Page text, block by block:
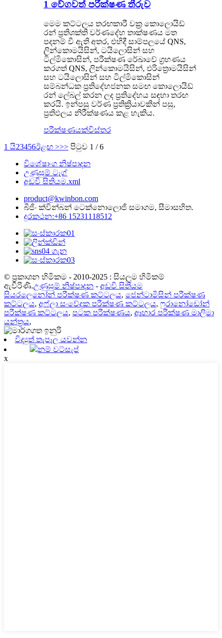
1 වේගවත් පරීක්ෂණ තීරුව
මෙම කට්ටලය තරඟකාරී වක්‍ර කොලොයිඩ්
රන් ප්‍රතිශක්ති වර්ණදේහ තාක්ෂණය මත
පදනම් වී ඇති අතර, එහිදී සාම්පලයේ QNS,
ලින්කොමයිසින්, ටයිලොසින් සහ
ටිල්මිකොසින්, පරීක්ෂණ රේඛාවේ ග්‍රහණය
කරගත් QNS, ලින්කොමයිසින්, එරිත්‍රොමයිසින්
සහ ටයිලොසින් සහ ටිල්මිකොසින්
සම්බන්ධක ප්‍රතිදේහජනක සමඟ කොලොයිඩ්
රන් ලේබල් කරන ලද ප්‍රතිදේහය සඳහා තරඟ
කරයි. ඉන්පසු වර්ණ ප්‍රතික්‍රියාවකින් පසු,
ප්‍රතිඵලය නිරීක්ෂණය කළ හැකිය.
පරීක්ෂණයක්විස්තර
1 යි23456ඊළඟ >>> පිටුව 1 / 6
විශේෂාංග නිෂ්පාදන
උණුසුම් ටැග්
අඩවි සිතියම.xml
product@kwinbon.com
බීජිං ක්වින්බන් ටෙක්නොලොජි සමාගම, සීමාසහිත.
දුරකථන:+86 15231118512
© ප්‍රකාශන හිමිකම - 2010-2025 : සියලුම හිමිකම්
ඇවිරිණි.උණුසුම් නිෂ්පාදන - අඩවි සිතියම
සියරලෙනෝන් පරීක්ෂණ කට්ටලය, ජෙන්ටාමිසින් පරීක්ෂණ
කට්ටලය, අෆ්ලා සංවේදක පරීක්ෂණ කට්ටලය, ෆුරානෝඩෝන්
පරීක්ෂණ කට්ටලය, පටක පරීක්ෂණය, ආහාර පරීක්ෂණ මාලිමා
යන්ත්‍රය,
විද්‍යුත් තැපෑල යවන්න
නම් වට්සැප්
x